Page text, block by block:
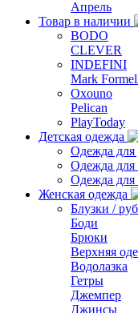
Апрель
Товар в наличии
BODO
CLEVER
INDEFINI
Mark
Oxouno
Pelican
PlayToday
Детская одежда
Одежда для
Одежда для
Одежда
Женская одежда
Блузки /
Боди
Брюки
Верхняя
Водолазка
Гетры
Джемпер
Джинсы